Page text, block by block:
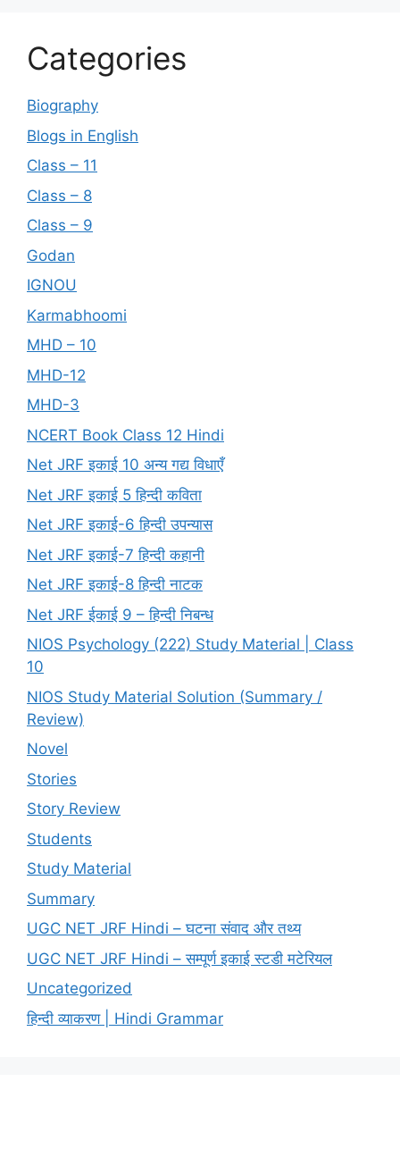
Categories
Biography
Blogs in English
Class – 11
Class – 8
Class – 9
Godan
IGNOU
Karmabhoomi
MHD – 10
MHD-12
MHD-3
NCERT Book Class 12 Hindi
Net JRF इकाई 10 अन्य गद्य विधाएँ
Net JRF इकाई 5 हिन्दी कविता
Net JRF इकाई-6 हिन्दी उपन्यास
Net JRF इकाई-7 हिन्दी कहानी
Net JRF इकाई-8 हिन्दी नाटक
Net JRF ईकाई 9 – हिन्दी निबन्ध
NIOS Psychology (222) Study Material | Class
10
NIOS Study Material Solution (Summary /
Review)
Novel
Stories
Story Review
Students
Study Material
Summary
UGC NET JRF Hindi – घटना संवाद और तथ्य
UGC NET JRF Hindi – सम्पूर्ण इकाई स्टडी मटेरियल
Uncategorized
हिन्दी व्याकरण | Hindi Grammar